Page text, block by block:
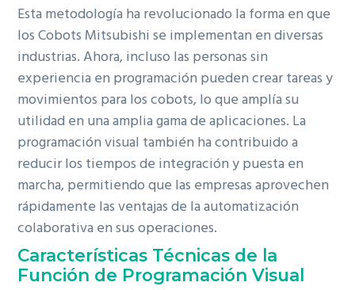
Esta metodología ha revolucionado la forma en que
los Cobots Mitsubishi se implementan en diversas
industrias. Ahora, incluso las personas sin
experiencia en programación pueden crear tareas y
movimientos para los cobots, lo que amplía su
utilidad en una amplia gama de aplicaciones. La
programación visual también ha contribuido a
reducir los tiempos de integración y puesta en
marcha, permitiendo que las empresas aprovechen
rápidamente las ventajas de la automatización
colaborativa en sus operaciones.
Características Técnicas de la
Función de Programación Visual